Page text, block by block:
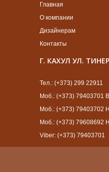
Главная
О компании
Дизайнерам
Контакты
Г. КАХУЛ УЛ.
Тел.: (+373) 299 22911
Моб.: (+373) 79403701
Моб.: (+373) 79403702
Моб.: (+373) 79608692
Viber: (+373) 79403701